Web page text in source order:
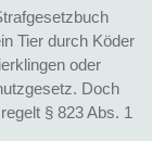
Tier durch Köder
oder
Doch
§ 823 Abs. 1